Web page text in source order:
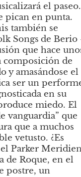
el paseo.
pican en punta.
también se
Songs de Berio
que hace
composición de
y amasándose el
ser un
en su
miedo. El
vanguardia” que
que a muchos
vetusto. ¿Es
el Parker
de Roque, en el
postre, un